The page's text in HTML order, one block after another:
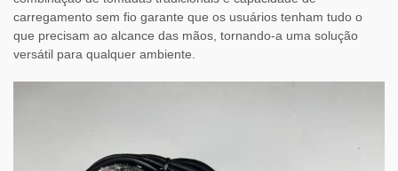
carregamento sem fio garante que os usuários tenham tudo o
que precisam ao alcance das mãos, tornando-a uma solução
versátil para qualquer ambiente.